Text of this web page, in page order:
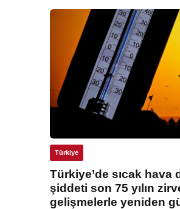
Türkiye
Türkiye’de sıcak hava
şiddeti son 75 yılın
gelişmelerle yeniden